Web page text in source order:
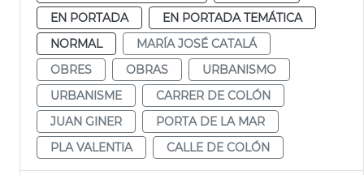
EN PORTADA
EN PORTADA TEMÁTICA
NORMAL
MARÍA JOSÉ CATALÁ
OBRES
OBRAS
URBANISMO
URBANISME
CARRER DE COLÓN
JUAN GINER
PORTA DE LA MAR
PLA VALENTIA
CALLE DE COLÓN